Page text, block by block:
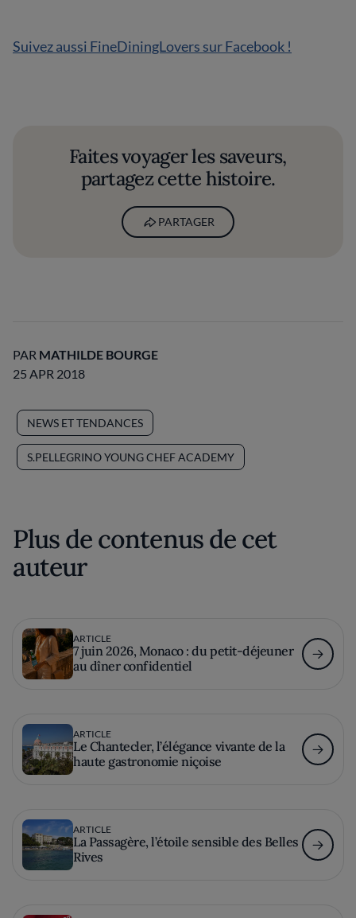
Suivez aussi FineDiningLovers sur Facebook !
Faites voyager les saveurs,
partagez cette histoire.
PARTAGER
PAR MATHILDE BOURGE
25 APR 2018
NEWS ET TENDANCES
S.PELLEGRINO YOUNG CHEF ACADEMY
Plus de contenus de cet
auteur
ARTICLE
7 juin 2026, Monaco : du petit-déjeuner
au dîner confidentiel
ARTICLE
Le Chantecler, l’élégance vivante de la
haute gastronomie niçoise
ARTICLE
La Passagère, l’étoile sensible des Belles
Rives